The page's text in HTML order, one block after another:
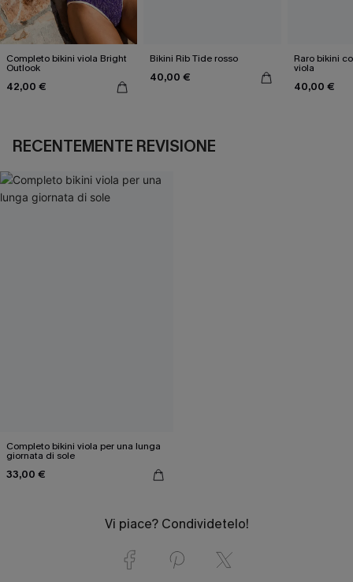
Completo bikini viola Bright
Outlook
42,00 €
Bikini Rib Tide rosso
40,00 €
Raro bikini
viola
40,00 €
RECENTEMENTE REVISIONE
Completo bikini viola per una lunga
giornata di sole
33,00 €
Vi piace? Condividetelo!